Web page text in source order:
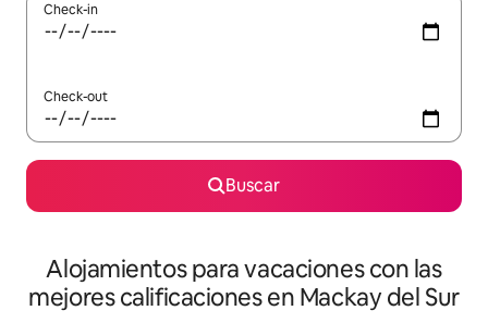
Check-in
Check-out
Buscar
Alojamientos para vacaciones con las
mejores calificaciones en Mackay del Sur